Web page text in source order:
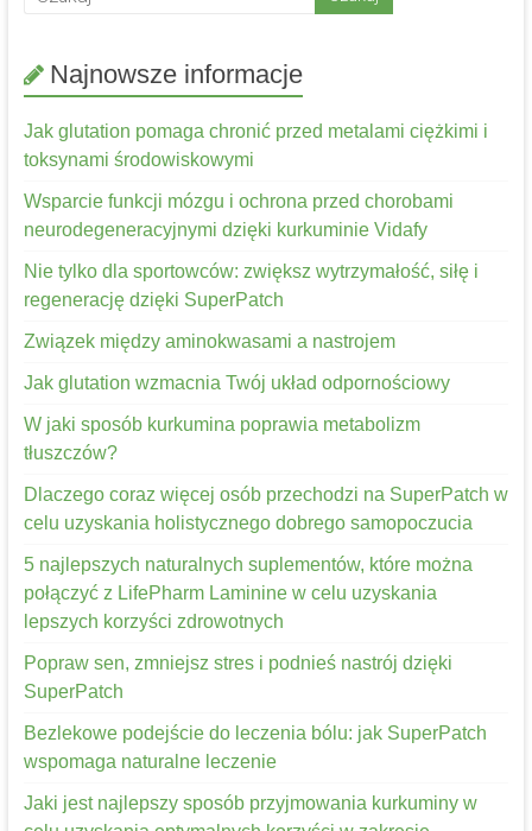
Najnowsze informacje
Jak glutation pomaga chronić przed metalami ciężkimi i
toksynami środowiskowymi
Wsparcie funkcji mózgu i ochrona przed chorobami
neurodegeneracyjnymi dzięki kurkuminie Vidafy
Nie tylko dla sportowców: zwiększ wytrzymałość, siłę i
regenerację dzięki SuperPatch
Związek między aminokwasami a nastrojem
Jak glutation wzmacnia Twój układ odpornościowy
W jaki sposób kurkumina poprawia metabolizm
tłuszczów?
Dlaczego coraz więcej osób przechodzi na SuperPatch w
celu uzyskania holistycznego dobrego samopoczucia
5 najlepszych naturalnych suplementów, które można
połączyć z LifePharm Laminine w celu uzyskania
lepszych korzyści zdrowotnych
Popraw sen, zmniejsz stres i podnieś nastrój dzięki
SuperPatch
Bezlekowe podejście do leczenia bólu: jak SuperPatch
wspomaga naturalne leczenie
Jaki jest najlepszy sposób przyjmowania kurkuminy w